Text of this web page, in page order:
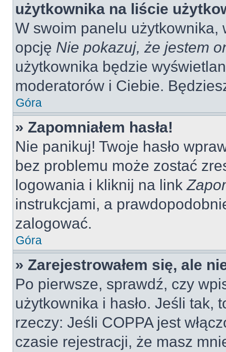
użytkownika na liście
W swoim panelu użytkownika,
opcję Nie pokazuj, że jestem
użytkownika będzie
moderatorów i Ciebie.
Góra
» Zapomniałem hasła!
Nie panikuj! Twoje hasło
bez problemu może zostać
logowania i kliknij na link
instrukcjami, a
zalogować.
Góra
» Zarejestrowałem się, ale
Po pierwsze, sprawdź, czy
użytkownika i hasło. Jeśli tak,
rzeczy: Jeśli COPPA jest
czasie rejestracji, że masz